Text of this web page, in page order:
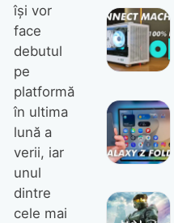
își vor
face
debutul
pe
platformă
în ultima
lună a
verii, iar
unul
dintre
cele mai